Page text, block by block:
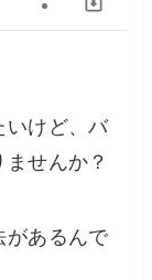
いけど、バ
せんか？
があるんで